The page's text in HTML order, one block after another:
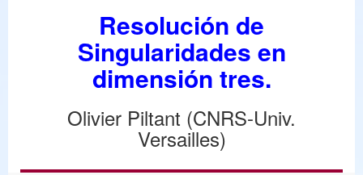
Resolución de
Singularidades en
dimensión tres.
Olivier Piltant (CNRS-Univ.
Versailles)